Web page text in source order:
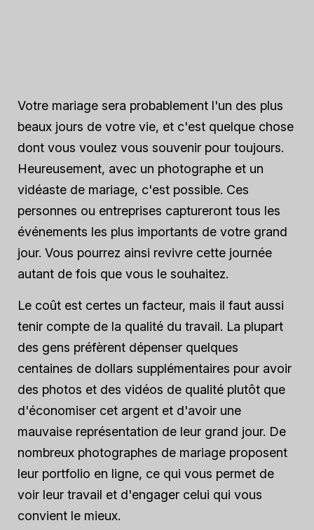
Votre mariage sera probablement l'un des plus
beaux jours de votre vie, et c'est quelque chose
dont vous voulez vous souvenir pour toujours.
Heureusement, avec un photographe et un
vidéaste de mariage, c'est possible. Ces
personnes ou entreprises captureront tous les
événements les plus importants de votre grand
jour. Vous pourrez ainsi revivre cette journée
autant de fois que vous le souhaitez.
Le coût est certes un facteur, mais il faut aussi
tenir compte de la qualité du travail. La plupart
des gens préfèrent dépenser quelques
centaines de dollars supplémentaires pour avoir
des photos et des vidéos de qualité plutôt que
d'économiser cet argent et d'avoir une
mauvaise représentation de leur grand jour. De
nombreux photographes de mariage proposent
leur portfolio en ligne, ce qui vous permet de
voir leur travail et d'engager celui qui vous
convient le mieux.